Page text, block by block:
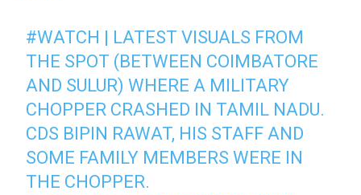
#WATCH | LATEST VISUALS FROM
THE SPOT (BETWEEN COIMBATORE
AND SULUR) WHERE A MILITARY
CHOPPER CRASHED IN TAMIL NADU.
CDS BIPIN RAWAT, HIS STAFF AND
SOME FAMILY MEMBERS WERE IN
THE CHOPPER.